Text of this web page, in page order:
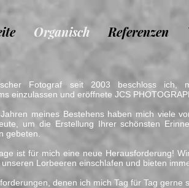
Organisch Referenzen
Fotograf seit 2003 beschloss ich,
einzulassen und eröffnete JCS
meines Bestehens haben mich viele
um die Erstellung Ihrer schönsten
gebeten.
ist für mich eine neue Herausforderung!
Lorbeeren einschlafen und bieten
denen ich mich Tag für Tag gerne